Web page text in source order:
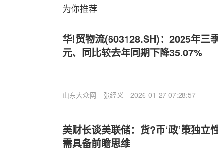
为你推荐
华!贸物流(603128.SH)：2025年三
元、同比较去年同期下降35.07%
山东大众网 张经义 2026-01-27 07:28:57
美财长谈美联储：货?币‘政’策独立
需具备前瞻思维